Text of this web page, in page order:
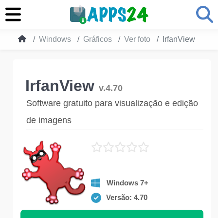
Windows Gráficos Ver foto IrfanView
IrfanView v.4.70
Software gratuito para visualização e edição
de imagens
Windows 7+
Versão: 4.70